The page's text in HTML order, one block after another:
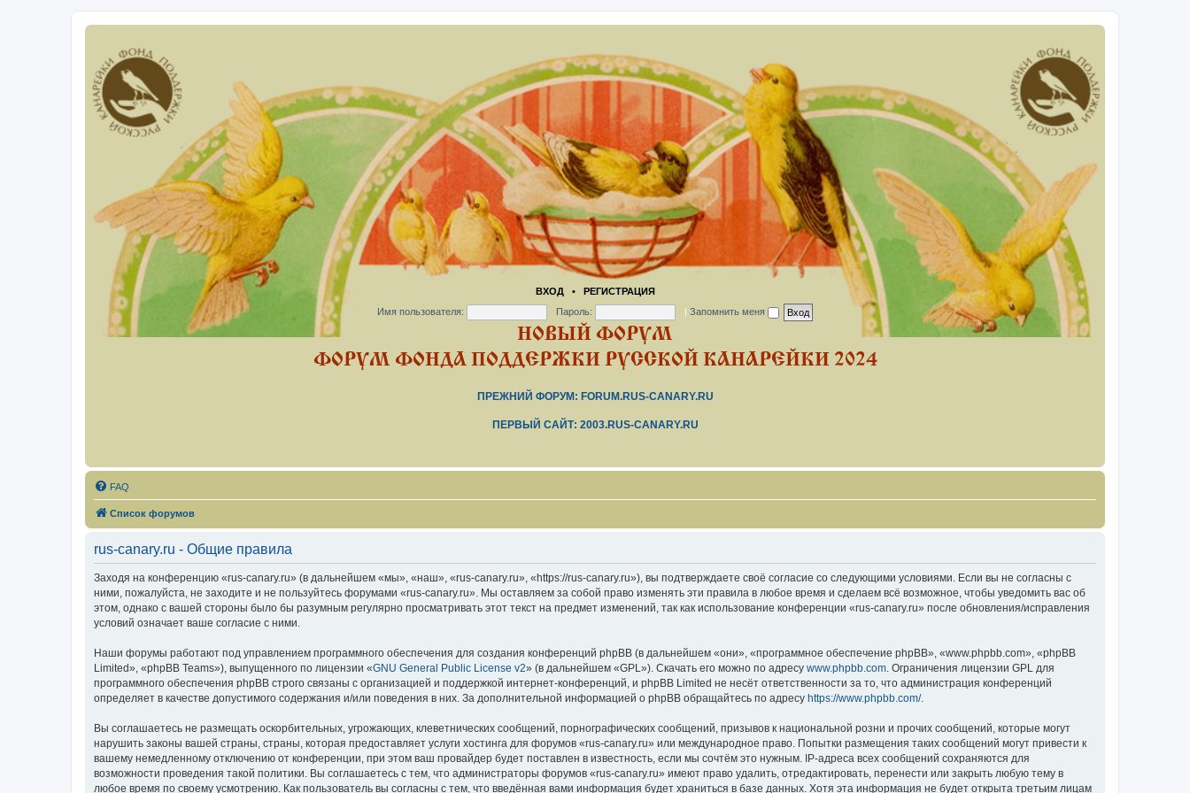
ВХОД• РЕГИСТРАЦИЯ
Имя пользователя:
Пароль: | Запомнить меня
НОВЫЙ ФОРУМ
ФОРУМ ФОНДА ПОДДЕРЖКИ РУССКОЙ КАНАРЕЙКИ 2024
ПРЕЖНИЙ ФОРУМ: FORUM.RUS-CANARY.RU
ПЕРВЫЙ САЙТ: 2003.RUS-CANARY.RU
FAQ
Список форумов
rus-canary.ru - Общие правила
Заходя на конференцию «rus-canary.ru» (в дальнейшем «мы», «наш», «rus-canary.ru», «https://rus-canary.ru»), вы подтверждаете своё согласие со следующими условиями. Если вы не согласны с
ними, пожалуйста, не заходите и не пользуйтесь форумами «rus-canary.ru». Мы оставляем за собой право изменять эти правила в любое время и сделаем всё возможное, чтобы уведомить вас об
этом, однако с вашей стороны было бы разумным регулярно просматривать этот текст на предмет изменений, так как использование конференции «rus-canary.ru» после обновления/исправления
условий означает ваше согласие с ними.
Наши форумы работают под управлением программного обеспечения для создания конференций phpBB (в дальнейшем «они», «программное обеспечение phpBB», «www.phpbb.com», «phpBB
Limited», «phpBB Teams»), выпущенного по лицензии «GNU General Public License v2» (в дальнейшем «GPL»). Скачать его можно по адресу www.phpbb.com . Ограничения лицензии GPL для
программного обеспечения phpBB строго связаны с организацией и поддержкой интернет-конференций, и phpBB Limited не несёт ответственности за то, что администрация конференций
определяет в качестве допустимого содержания и/или поведения в них. За дополнительной информацией о phpBB обращайтесь по адресу https://www.phpbb.com/.
Вы соглашаетесь не размещать оскорбительных, угрожающих, клеветнических сообщений, порнографических сообщений, призывов к национальной розни и прочих сообщений, которые могут
нарушить законы вашей страны, страны, которая предоставляет услуги хостинга для форумов «rus-canary.ru» или международное право. Попытки размещения таких сообщений могут привести к
вашему немедленному отключению от конференции, при этом ваш провайдер будет поставлен в известность, если мы сочтём это нужным. IP-адреса всех сообщений сохраняются для
возможности проведения такой политики. Вы соглашаетесь с тем, что администраторы форумов «rus-canary.ru» имеют право удалить, отредактировать, перенести или закрыть любую тему в
любое время по своему усмотрению. Как пользователь вы согласны с тем, что введённая вами информация будет храниться в базе данных. Хотя эта информация не будет открыта третьим лицам